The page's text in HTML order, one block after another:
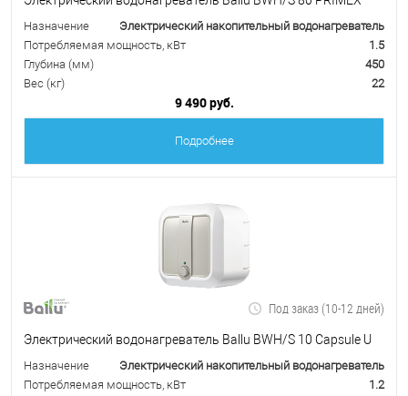
Назначение
Электрический накопительный водонагреватель
Потребляемая мощность, кВт
1.5
Глубина (мм)
450
Вес (кг)
22
9 490 руб.
Подробнее
Под заказ (10-12 дней)
Электрический водонагреватель Ballu BWH/S 10 Capsule U
Назначение
Электрический накопительный водонагреватель
Потребляемая мощность, кВт
1.2